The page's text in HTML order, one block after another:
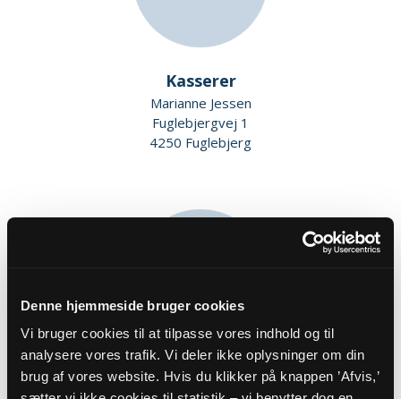
Denne hjemmeside bruger cookies
Vi bruger cookies til at tilpasse vores indhold og til
analysere vores trafik. Vi deler ikke oplysninger om din
brug af vores website. Hvis du klikker på knappen ’Afvis,’
Kasserer
Marianne Jessen
Fuglebjergvej 1
4250 Fuglebjerg
Kirkeværge